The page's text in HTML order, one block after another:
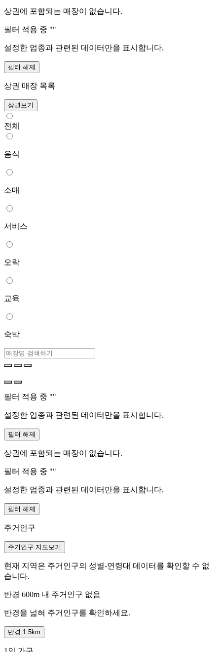
상권에 포함되는 매장이 없습니다.
필터 적용 중 ""
설정한 업종과 관련된 데이터만을 표시합니다.
필터 해제
상권 매장 목록
상권보기
전체
음식
소매
서비스
오락
교육
숙박
필터 적용 중 ""
설정한 업종과 관련된 데이터만을 표시합니다.
필터 해제
상권에 포함되는 매장이 없습니다.
필터 적용 중 ""
설정한 업종과 관련된 데이터만을 표시합니다.
필터 해제
주거인구
주거인구 지도보기
현재 지역은 주거인구의 성별-연령대 데이터를 확인할 수 없
습니다.
반경 600m 내 주거인구 없음
반경을 넓혀 주거인구를 확인하세요.
반경 1.5km